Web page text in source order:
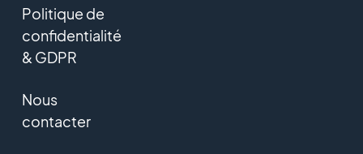
Politique de
confidentialité
& GDPR
Nous
contacter